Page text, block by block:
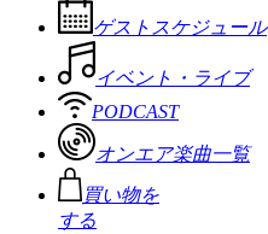
ゲストスケジュール
イベント・ライブ
PODCAST
オンエア楽曲一覧
買い物を
する